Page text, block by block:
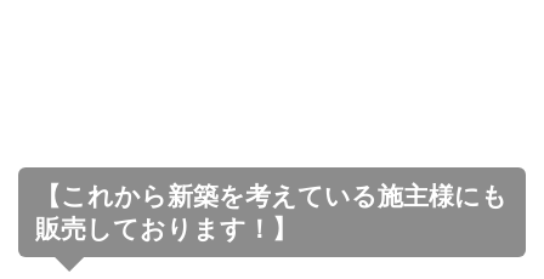
【これから新築を考えている施主様にも
販売しております！】